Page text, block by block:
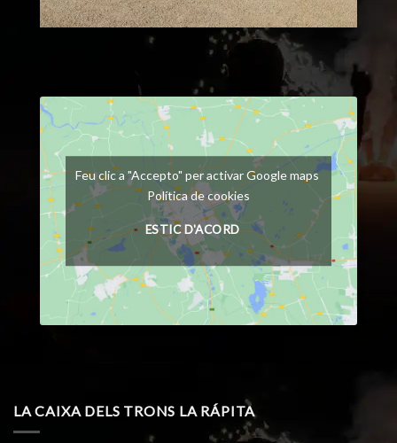
Feu clic a "Accepto" per activar Google maps
Política de cookies
ESTIC D'ACORD
LA CAIXA DELS TRONS LA RÁPITA